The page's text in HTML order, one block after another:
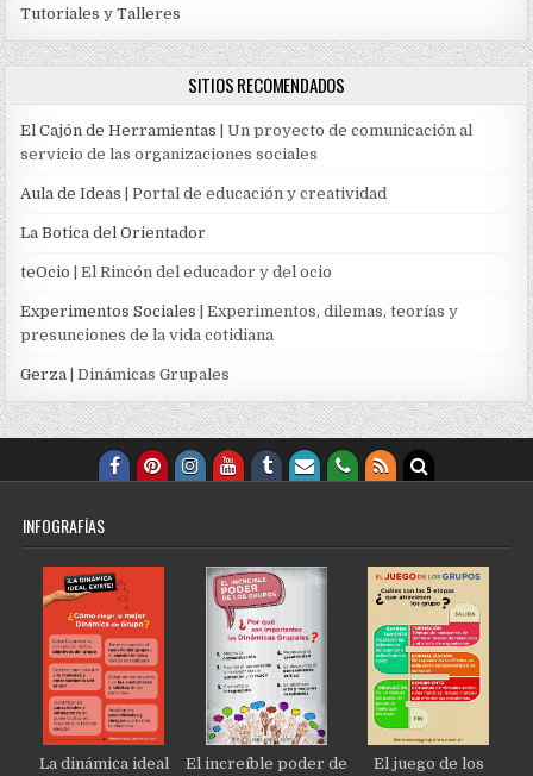
Tutoriales y Talleres
SITIOS RECOMENDADOS
El Cajón de Herramientas | Un proyecto de comunicación al
servicio de las organizaciones sociales
Aula de Ideas | Portal de educación y creatividad
La Botica del Orientador
teOcio | El Rincón del educador y del ocio
Experimentos Sociales | Experimentos, dilemas, teorías y
presunciones de la vida cotidiana
Gerza | Dinámicas Grupales
INFOGRAFÍAS
La dinámica ideal
El increíble poder de
El juego de los